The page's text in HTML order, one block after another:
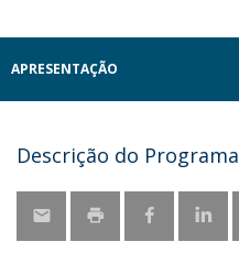
APRESENTAÇÃO
Descrição do Programa